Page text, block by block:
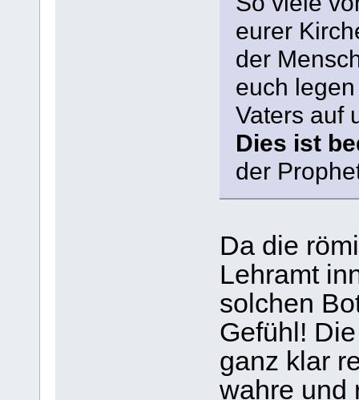
eurer
der
euch
Vaters auf
Dies ist
der
Da die
Lehramt
solchen
Gefühl!
ganz klar
wahre und